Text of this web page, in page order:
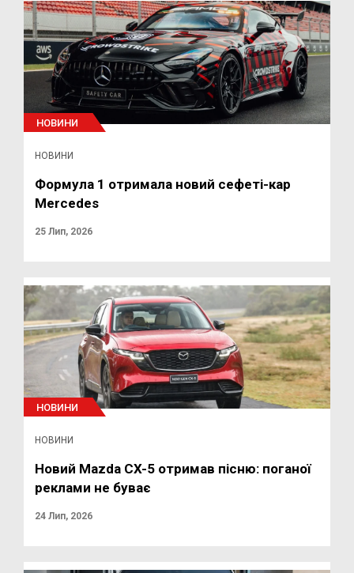
НОВИНИ
НОВИНИ
Формула 1 отримала новий сефеті-кар
Mercedes
25 Лип, 2026
НОВИНИ
НОВИНИ
Новий Mazda CX-5 отримав пісню: поганої
реклами не буває
24 Лип, 2026